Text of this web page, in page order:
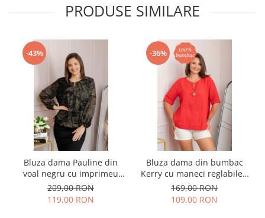
PRODUSE SIMILARE
-43%
Bluza dama Pauline din
voal negru cu imprimeu
floral auriu
209,00 RON
119,00 RON
-36%
Bluza dama din bumbac
Kerry cu maneci reglabile -
Rosu
169,00 RON
109,00 RON